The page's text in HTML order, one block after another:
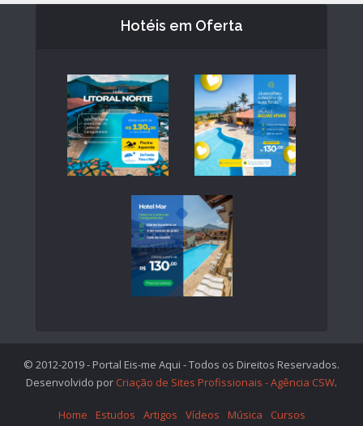
Hotéis em Oferta
© 2012-2019 - Portal Eis-me Aqui - Todos os Direitos Reservados.
Desenvolvido por Criação de Sites Profissionais - Agência CSW.
Home Estudos Artigos Vídeos Música Cursos